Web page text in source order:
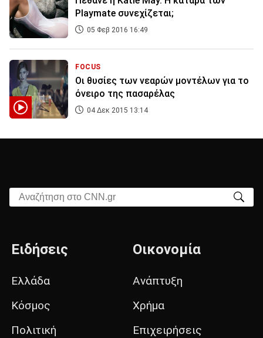
Playmate συνεχίζεται;
05 Φεβ 2016 16:49
FOCUS
Οι θυσίες των νεαρών μοντέλων για το
όνειρο της πασαρέλας
04 Δεκ 2015 13:14
Αναζήτηση στο CNN.gr
Ειδήσεις
Ελλάδα
Κόσμος
Πολιτική
Οικονομία
Ανάπτυξη
Χρήμα
Επιχειρήσεις